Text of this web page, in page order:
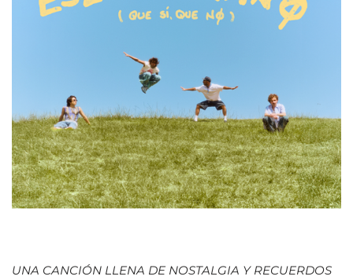
UNA CANCIÓN LLENA DE NOSTALGIA Y RECUERDOS